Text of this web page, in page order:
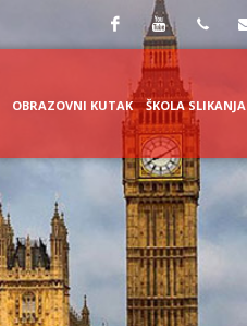
FacebookYoutube
59 223
502
OBRAZOVNI KUTAK ŠKOLA SLIKANJA